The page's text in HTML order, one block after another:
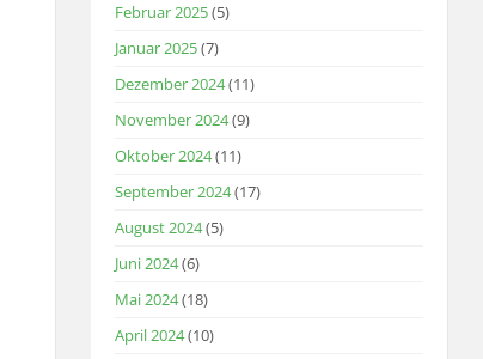
Februar 2025(5)
Januar 2025(7)
Dezember 2024(11)
November 2024(9)
Oktober 2024(11)
September 2024(17)
August 2024(5)
Juni 2024(6)
Mai 2024(18)
April 2024(10)